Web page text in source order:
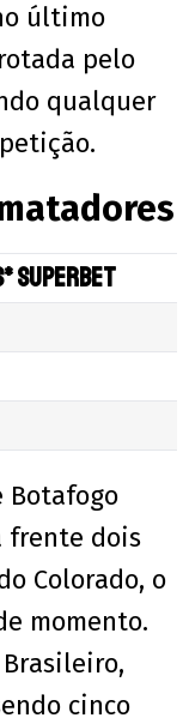
último
pelo
qualquer
Superbet
Botafogo
frente dois
Colorado, o
momento.
Brasileiro,
cinco